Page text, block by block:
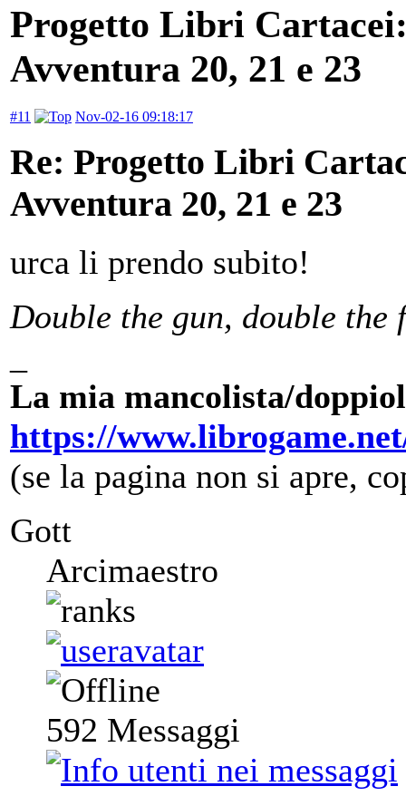
Progetto Libri
Avventura 20, 21 e 23
#11 Nov-02-16 09:18:17
Re: Progetto Libri
Avventura 20, 21 e 23
urca li prendo subito!
Double the gun, double the
La mia mancolista/
https://
(se la pagina non si apre,
Gott
Arcimaestro
592 Messaggi